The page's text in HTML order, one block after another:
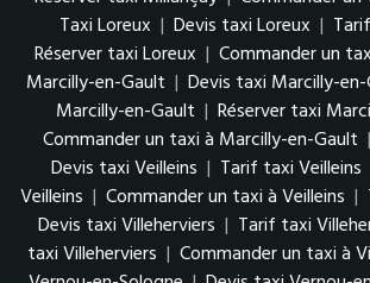
Taxi Loreux | Devis taxi Loreux |
Réserver taxi Loreux | Commander un
Marcilly-en-Gault | Devis taxi Marcilly-
Marcilly-en-Gault | Réserver taxi
Commander un taxi à Marcilly-en-Gault |
Devis taxi Veilleins | Tarif taxi Veilleins
Veilleins | Commander un taxi à Veilleins |
Devis taxi Villeherviers | Tarif taxi
taxi Villeherviers | Commander un taxi à